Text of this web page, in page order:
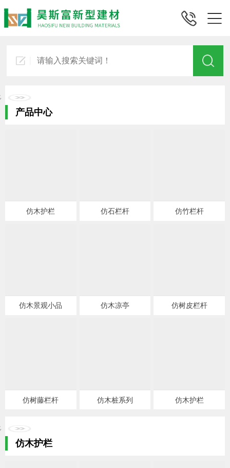
产品中心
仿木护栏 仿石栏杆 仿竹栏杆
仿木景观小品 仿木凉亭 仿树皮栏杆
仿树藤栏杆 仿木桩系列 仿木护栏
仿木护栏